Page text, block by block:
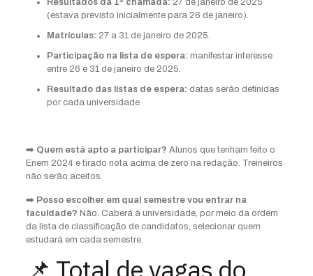
(estava previsto inicialmente para 26 de janeiro).
Matrículas: 27 a 31 de janeiro de 2025.
Participação na lista de espera: manifestar interesse
entre 26 e 31 de janeiro de 2025.
Resultado das listas de espera: datas serão definidas
por cada universidade
➡️ Quem está apto a participar? Alunos que tenham feito o
Enem 2024 e tirado nota acima de zero na redação. Treineiros
não serão aceitos.
➡️ Posso escolher em qual semestre vou entrar na
faculdade? Não. Caberá à universidade, por meio da ordem
da lista de classificação de candidatos, selecionar quem
estudará em cada semestre.
📌 Total de vagas do